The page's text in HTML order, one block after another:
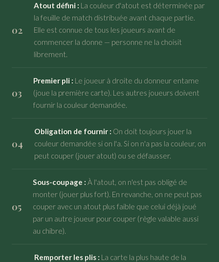
Atout défini : La couleur d'atout est déterminée par
la feuille de match distribuée avant chaque partie.
Elle est connue de tous les joueurs avant de
commencer la donne — personne ne la choisit
librement.
Premier pli : Le joueur à droite du donneur entame
(joue la première carte). Les autres joueurs doivent
fournir la couleur demandée.
Obligation de fournir : On doit toujours jouer la
couleur demandée si on l'a. Si on n'a pas la couleur, on
peut couper (jouer atout) ou se défausser.
Sous-coupage : À l'atout, on n'est pas obligé de
monter (jouer plus fort). En revanche, on ne peut pas
couper avec un atout plus faible que celui déjà joué
par un autre joueur pour couper (règle valable aussi
au chibre).
Remporter les plis : La carte la plus haute de la